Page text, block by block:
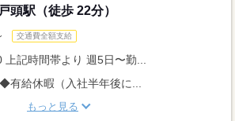
頭駅（徒歩 22分）
交通費全額支給
記時間帯より 週5日〜勤...
給休暇（入社半年後に...
もっと見る